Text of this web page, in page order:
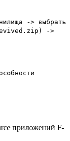
-> выбрать
->
приложений F-